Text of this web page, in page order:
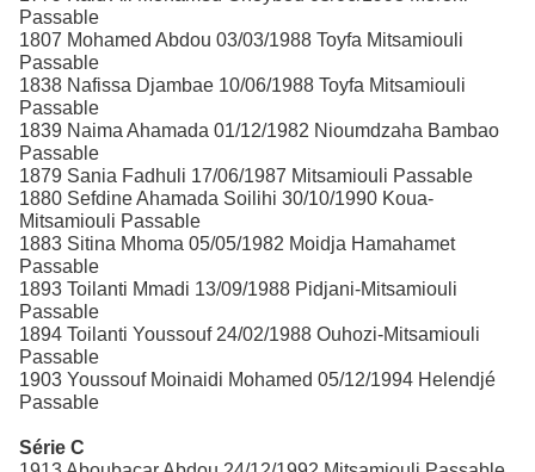
Passable
1807 Mohamed Abdou 03/03/1988 Toyfa Mitsamiouli
Passable
1838 Nafissa Djambae 10/06/1988 Toyfa Mitsamiouli
Passable
1839 Naima Ahamada 01/12/1982 Nioumdzaha Bambao
Passable
1879 Sania Fadhuli 17/06/1987 Mitsamiouli Passable
1880 Sefdine Ahamada Soilihi 30/10/1990 Koua-
Mitsamiouli Passable
1883 Sitina Mhoma 05/05/1982 Moidja Hamahamet
Passable
1893 Toilanti Mmadi 13/09/1988 Pidjani-Mitsamiouli
Passable
1894 Toilanti Youssouf 24/02/1988 Ouhozi-Mitsamiouli
Passable
1903 Youssouf Moinaidi Mohamed 05/12/1994 Helendjé
Passable
Série C